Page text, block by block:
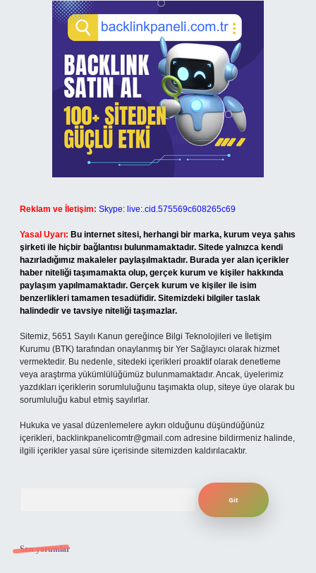
Reklam ve İletişim: Skype: live:.cid.575569c608265c69
Yasal Uyarı: Bu internet sitesi, herhangi bir marka, kurum veya şahıs
şirketi ile hiçbir bağlantısı bulunmamaktadır. Sitede yalnızca kendi
hazırladığımız makaleler paylaşılmaktadır. Burada yer alan içerikler
haber niteliği taşımamakta olup, gerçek kurum ve kişiler hakkında
paylaşım yapılmamaktadır. Gerçek kurum ve kişiler ile isim
benzerlikleri tamamen tesadüfidir. Sitemizdeki bilgiler taslak
halindedir ve tavsiye niteliği taşımazlar.
Sitemiz, 5651 Sayılı Kanun gereğince Bilgi Teknolojileri ve İletişim
Kurumu (BTK) tarafından onaylanmış bir Yer Sağlayıcı olarak hizmet
vermektedir. Bu nedenle, sitedeki içerikleri proaktif olarak denetleme
veya araştırma yükümlülüğümüz bulunmamaktadır. Ancak, üyelerimiz
yazdıkları içeriklerin sorumluluğunu taşımakta olup, siteye üye olarak bu
sorumluluğu kabul etmiş sayılırlar.
Hukuka ve yasal düzenlemelere aykırı olduğunu düşündüğünüz
içerikleri, backlinkpanelicomtr@gmail.com adresine bildirmeniz halinde,
ilgili içerikler yasal süre içerisinde sitemizden kaldırılacaktır.
Son yorumlar